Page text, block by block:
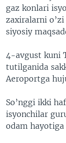
gaz konlari
zaxiralarni
siyosiy
4-avgust kuni
tutilganida
Aeroportga
So’nggi ikki
isyonchilar
odam